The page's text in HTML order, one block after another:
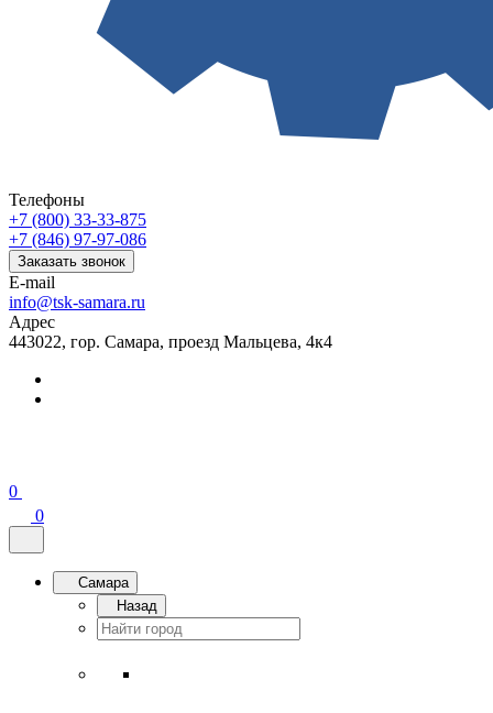
Телефоны
+7 (800) 33-33-875
+7 (846) 97-97-086
Заказать звонок
E-mail
info@tsk-samara.ru
Адрес
443022, гор. Самара, проезд Мальцева, 4к4
0
0
Самара
Назад